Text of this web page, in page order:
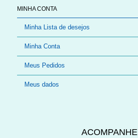
MINHA CONTA
Minha Lista de desejos
Minha Conta
Meus Pedidos
Meus dados
ACOMPANHE